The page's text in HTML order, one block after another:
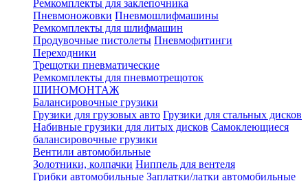
Ремкомплекты для заклепочника
Пневмоножовки Пневмошлифмашины
Ремкомплекты для шлифмашин
Продувочные пистолеты Пневмофитинги
Переходники
Трещотки пневматические
Ремкомплекты для пневмотрещоток
ШИНОМОНТАЖ
Балансировочные грузики
Грузики для грузовых авто Грузики для стальных дисков
Набивные грузики для литых дисков Самоклеющиеся
балансировочные грузики
Вентили автомобильные
Золотники, колпачки Ниппель для вентеля
Грибки автомобильные Заплатки/латки автомобильные